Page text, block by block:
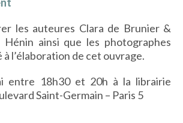
PHILOSOPHIE
BEAUX-LIVRES
les auteures Clara de Brunier &
Hénin ainsi que les photographes
l’élaboration de cet ouvrage.
entre 18h30 et 20h à la librairie
Saint-Germain – Paris 5